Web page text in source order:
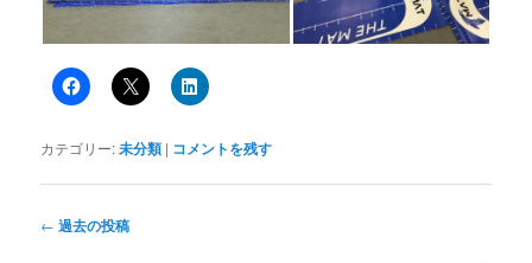
カテゴリー:未分類 | コメントを残す
投
← 過去の投稿